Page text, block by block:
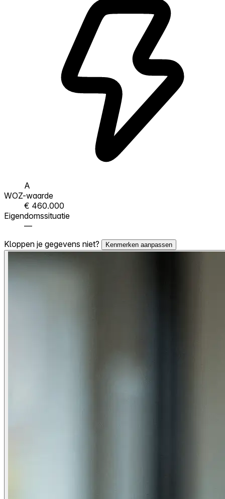
A
WOZ-waarde
€ 460.000
Eigendomssituatie
—
Kloppen je gegevens niet?
Kenmerken aanpassen